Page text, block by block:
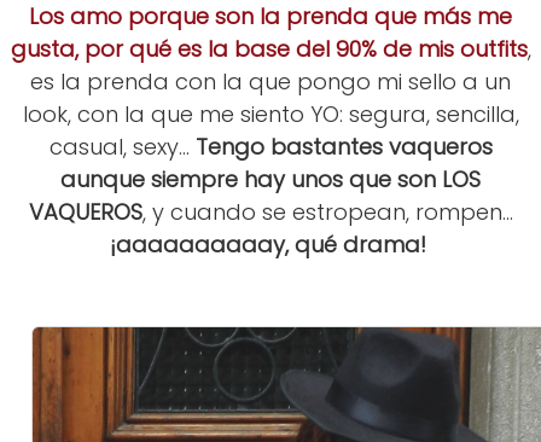
Los amo porque son la prenda que más me
gusta, por qué es la base del 90% de mis outfits,
es la prenda con la que pongo mi sello a un
look, con la que me siento YO: segura, sencilla,
casual, sexy... Tengo bastantes vaqueros
aunque siempre hay unos que son LOS
VAQUEROS, y cuando se estropean, rompen...
¡aaaaaaaaaay, qué drama!